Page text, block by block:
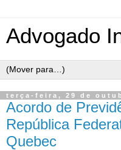
Advogado
terça-feira, 29 de
Acordo de
República
Quebec